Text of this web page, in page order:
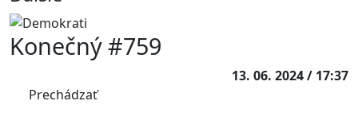
Prechádzať
Konečný #759
13. 06. 2024 / 17:37